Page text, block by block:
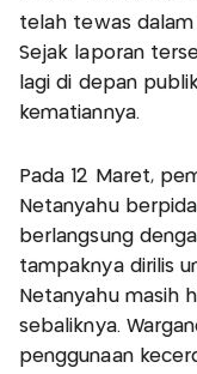
telah tewas dalam
Sejak laporan
lagi di depan
kematiannya.
Pada 12 Maret,
Netanyahu
berlangsung
tampaknya dirilis
Netanyahu masih
sebaliknya.
penggunaan